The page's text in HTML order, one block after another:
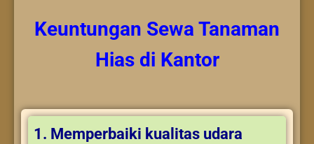
Keuntungan Sewa Tanaman
Hiasdi Kantor
1. Memperbaiki kualitas udara